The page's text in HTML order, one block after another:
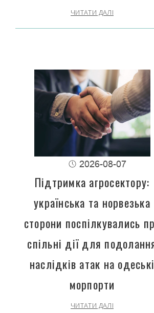
ЧИТАТИ ДАЛІ
2026-08-07
Підтримка агросектору:
українська та норвезька
сторони поспілкувались
спільні дії для
наслідків атак на одеські
морпорти
ЧИТАТИ ДАЛІ